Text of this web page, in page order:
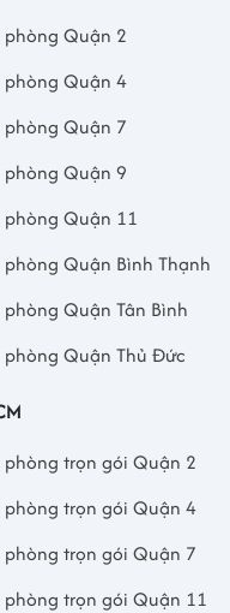
phòng Quận 2
phòng Quận 4
phòng Quận 7
phòng Quận 9
phòng Quận 11
phòng Quận Bình Thạnh
phòng Quận Tân Bình
phòng Quận Thủ Đức
phòng trọn gói Quận 2
phòng trọn gói Quận 4
phòng trọn gói Quận 7
phòng trọn gói Quận 11